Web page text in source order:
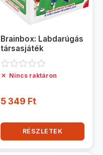
Brainbox: Labdarúgás
társasjáték
✗ Nincs raktáron
5 349 Ft
RÉSZLETEK